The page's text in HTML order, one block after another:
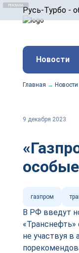
Русь-Турбо -
ООО «Русь-
и других
Реклама. ООО
erid:Новости
Главная → Новости
9 декабря 2023
газпром
В РФ введут
«Транснефть»
не участвуя